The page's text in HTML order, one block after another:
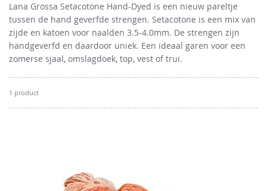
Lana Grossa Setacotone Hand-Dyed is een nieuw pareltje
tussen de hand geverfde strengen. Setacotone is een mix van
zijde en katoen voor naalden 3.5-4.0mm. De strengen zijn
handgeverfd en daardoor uniek. Een ideaal garen voor een
zomerse sjaal, omslagdoek, top, vest of trui.
1 product